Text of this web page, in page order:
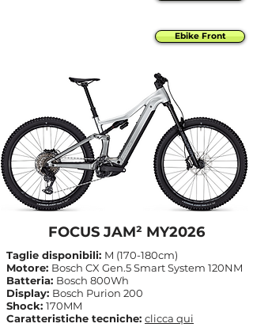
Ebike Front
FOCUS JAM² MY2026
Taglie disponibili: M (170-180cm)
Motore: Bosch CX Gen.5 Smart System 120NM
Batteria: Bosch 800Wh
Display: Bosch Purion 200
Shock: 170MM
Caratteristiche tecniche: clicca qui